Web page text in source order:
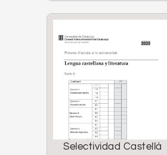
Selectividad Castellà